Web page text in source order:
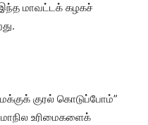
மாவட்டக் கழகச்
குரல் கொடுப்போம்”
உரிமைகளைக்